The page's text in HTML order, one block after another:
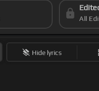
All
Hide lyrics